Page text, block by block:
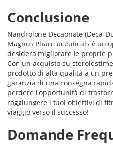
Conclusione
Nandrolone Decaonate (Deca-
Magnus Pharmaceuticals è
desidera migliorare le proprie
Con un acquisto su
prodotto di alta qualità a un
garanzia di una consegna
perdere l'opportunità di
raggiungere i tuoi obiettivi di
viaggio verso il successo!
Domande